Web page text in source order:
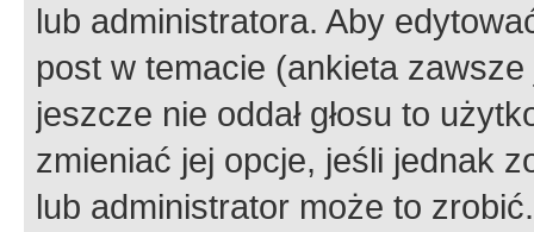
lub administratora. Aby
post w temacie (ankieta
jeszcze nie oddał głosu to
zmieniać jej opcje, jeśli jednak
lub administrator może to